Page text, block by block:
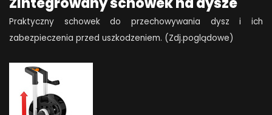
Praktyczny schowek do przechowywania dysz i ich
zabezpieczenia przed uszkodzeniem. (Zdj.poglądowe)